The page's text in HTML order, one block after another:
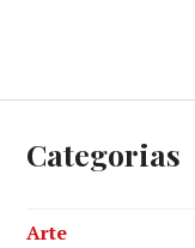
Categorias
Arte